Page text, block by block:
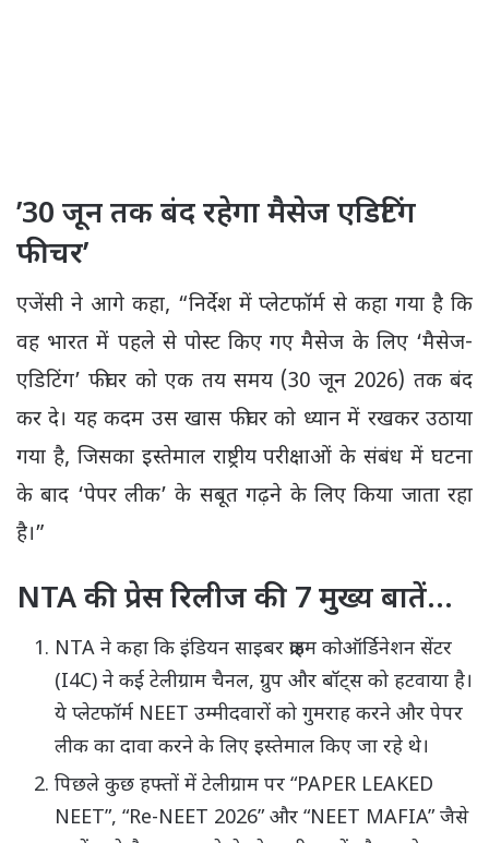
’30 जून तक बंद रहेगा मैसेज एडिटिंग
फीचर’
एजेंसी ने आगे कहा, “निर्देश में प्लेटफॉर्म से कहा गया है कि
वह भारत में पहले से पोस्ट किए गए मैसेज के लिए ‘मैसेज-
एडिटिंग’ फीचर को एक तय समय (30 जून 2026) तक बंद
कर दे। यह कदम उस खास फीचर को ध्यान में रखकर उठाया
गया है, जिसका इस्तेमाल राष्ट्रीय परीक्षाओं के संबंध में घटना
के बाद ‘पेपर लीक’ के सबूत गढ़ने के लिए किया जाता रहा
है।”
NTA की प्रेस रिलीज की 7 मुख्य बातें…
NTA ने कहा कि इंडियन साइबर क्राइम कोऑर्डिनेशन सेंटर
(I4C) ने कई टेलीग्राम चैनल, ग्रुप और बॉट्स को हटवाया है।
ये प्लेटफॉर्म NEET उम्मीदवारों को गुमराह करने और पेपर
लीक का दावा करने के लिए इस्तेमाल किए जा रहे थे।
पिछले कुछ हफ्तों में टेलीग्राम पर “PAPER LEAKED
NEET”, “Re-NEET 2026” और “NEET MAFIA” जैसे